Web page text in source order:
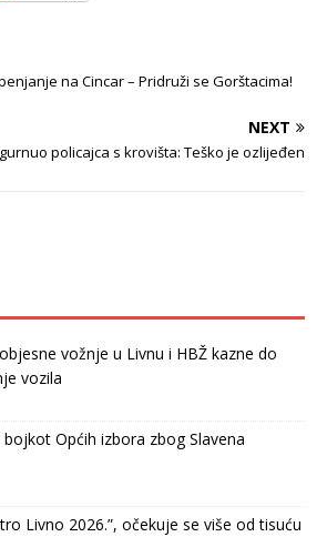
na Cincar – Pridruži se Gorštacima!
NEXT
policajca s krovišta: Teško je ozlijeđen
vožnje u Livnu i HBŽ kazne do
vozila
Općih izbora zbog Slavena
Livno 2026.”, očekuje se više od tisuću